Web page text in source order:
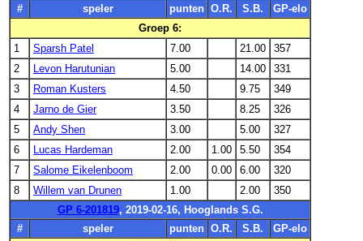
#
speler punten O.R. S.B.
GP-elo
Groep 6:
1
Sparsh Patel 7.00 21.00
357
2
Levon Harutunian 5.00 14.00
331
3
Roman Kusters 4.50 9.75
349
4
Jarno de Gier 3.50 8.25
326
5
Andy Shen 3.00 5.00
327
6
Lucas Hardeman 2.00 1.00 5.50
354
7
Salome Eikelenboom 2.00 0.00 6.00
320
8
Willem van Drunen 1.00 2.00
350
GP 6-201819, 2019-02-16, Hooglands S.G.
#
speler punten O.R. S.B.
GP-elo